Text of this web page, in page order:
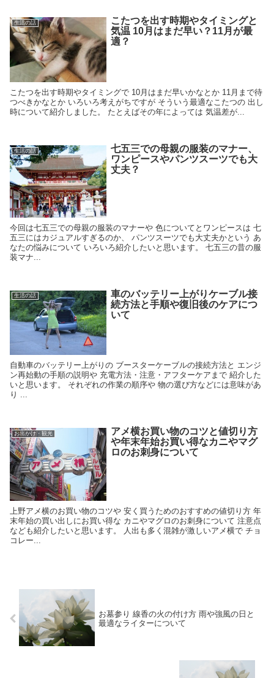
生活の話
こたつを出す時期やタイミングと
気温 10月はまだ早い？11月が最
適？
こたつを出す時期やタイミングで 10月はまだ早いかなとか 11月まで待
つべきかなとか いろいろ考えがちですが そういう最適なこたつの 出し
時について紹介しました。 たとえばその年によっては 気温差が...
生活の話
七五三での母親の服装のマナー、
ワンピースやパンツスーツでも大
丈夫？
今回は七五三での母親の服装のマナーや 色についてとワンピースは 七
五三にはカジュアルすぎるのか、 パンツスーツでも大丈夫かという あ
なたの悩みについて いろいろ紹介したいと思います。 七五三の昔の服
装マナ...
生活の話
車のバッテリー上がりケーブル接
続方法と手順や復旧後のケアにつ
いて
自動車のバッテリー上がりの ブースターケーブルの接続方法と エンジ
ン再始動の手順の説明や 充電方法・注意・アフターケアまで 紹介した
いと思います。 それぞれの作業の順序や 物の選び方などには意味があ
り ...
お出かけ・観光
アメ横お買い物のコツと値切り方
や年末年始お買い得なカニやマグ
ロのお刺身について
上野アメ横のお買い物のコツや 安く買うためのおすすめの値切り方 年
末年始の買い出しにお買い得な カニやマグロのお刺身について 注意点
なども紹介したいと思います。 人出も多く混雑が激しいアメ横で チョ
コレー...
お墓参り 線香の火の付け方 雨や強風の日と
最適なライターについて